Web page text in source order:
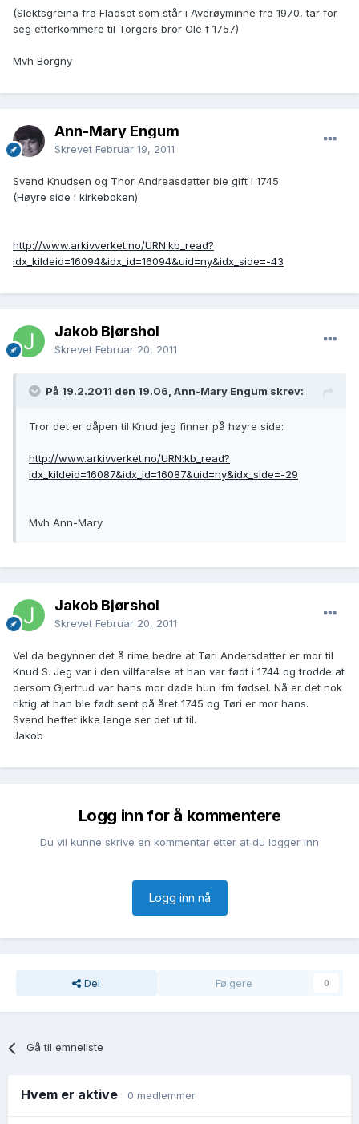
(Slektsgreina fra Fladset som står i Averøyminne fra 1970, tar for
seg etterkommere til Torgers bror Ole f 1757)
Mvh Borgny
Ann-Mary Engum
Skrevet Februar 19, 2011
Svend Knudsen og Thor Andreasdatter ble gift i 1745
(Høyre side i kirkeboken)
http://www.arkivverket.no/URN:kb_read?
idx_kildeid=16094&idx_id=16094&uid=ny&idx_side=-43
Jakob Bjørshol
Skrevet Februar 20, 2011
På 19.2.2011 den 19.06, Ann-Mary Engum skrev:
Tror det er dåpen til Knud jeg finner på høyre side:
http://www.arkivverket.no/URN:kb_read?
idx_kildeid=16087&idx_id=16087&uid=ny&idx_side=-29
Mvh Ann-Mary
Jakob Bjørshol
Skrevet Februar 20, 2011
Vel da begynner det å rime bedre at Tøri Andersdatter er mor til
Knud S. Jeg var i den villfarelse at han var født i 1744 og trodde at
dersom Gjertrud var hans mor døde hun ifm fødsel. Nå er det nok
riktig at han ble født sent på året 1745 og Tøri er mor hans.
Svend heftet ikke lenge ser det ut til.
Jakob
Logg inn for å kommentere
Du vil kunne skrive en kommentar etter at du logger inn
Logg inn nå
Del Følgere 0
Gå til emneliste
Hvem er aktive 0 medlemmer